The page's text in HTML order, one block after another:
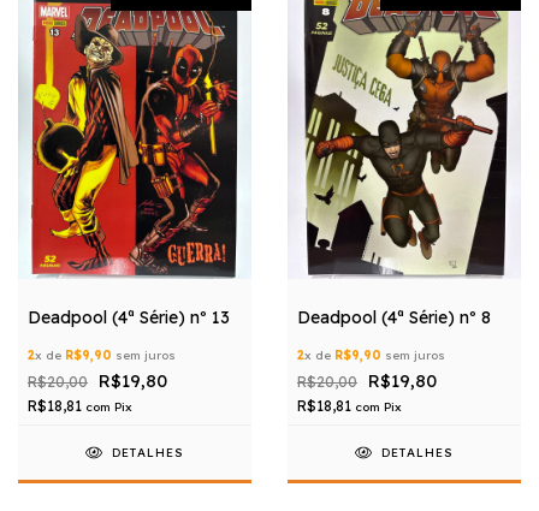
Deadpool (4ª Série) nº 13
2x de R$9,90 sem juros
R$20,00 R$19,80
R$18,81 com Pix
DETALHES
Deadpool (4ª Série) nº 8
2x de R$9,90 sem juros
R$20,00 R$19,80
R$18,81 com Pix
DETALHES